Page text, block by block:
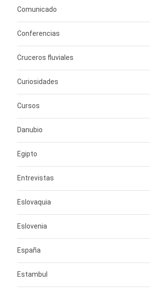
Comunicado
Conferencias
Cruceros fluviales
Curiosidades
Cursos
Danubio
Egipto
Entrevistas
Eslovaquia
Eslovenia
España
Estambul